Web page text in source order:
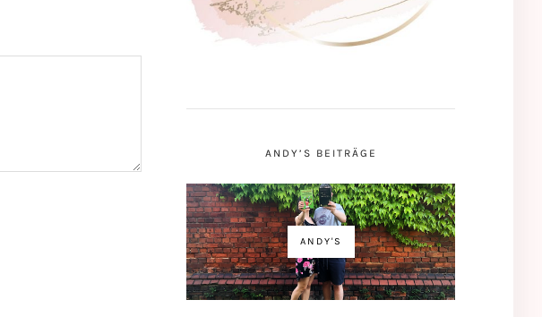
ANDY’S BEITRÄGE
ANDY'S